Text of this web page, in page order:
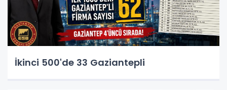
İkinci 500'de 33 Gaziantepli